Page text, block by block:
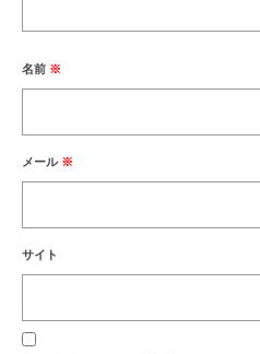
名前 ※
メール ※
サイト